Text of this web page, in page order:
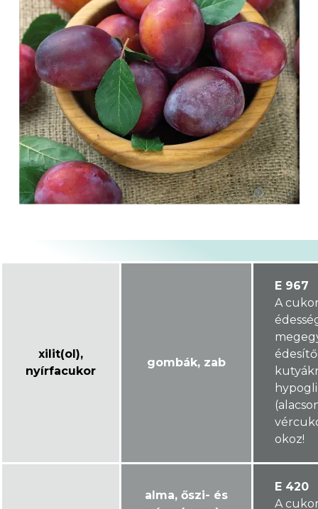
xilit(ol),
nyírfacukor
gombák, zab
E 967
A
okoz!
alma, őszi- és
E 420
A